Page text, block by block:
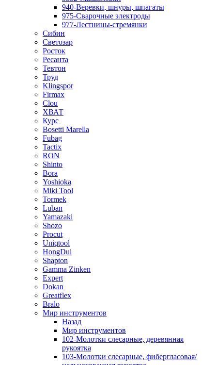
940-Веревки, шнуры, шпагаты
975-Сварочные электроды
977-Лестницы-стремянки
Сибин
Светозар
Росток
Ресанта
Тевтон
Труд
Klingspor
Firmax
Clou
XВАТ
Курс
Bosetti Marella
Fubag
Tactix
RON
Shinto
Bora
Yoshioka
Miki Tool
Tormek
Luban
Yamazaki
Shozo
Procut
Uniqtool
HongDui
Shapton
Gamma Zinken
Expert
Dokan
Greatflex
Bralo
Мир инструментов
Назад
Мир инструментов
102-Молотки слесарные, деревянная
рукоятка
103-Молотки слесарные, фибергласовая/